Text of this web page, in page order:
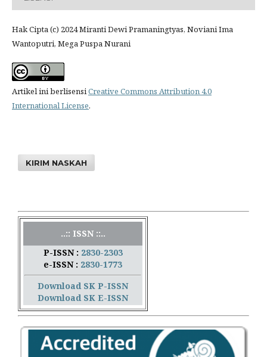
Hak Cipta (c) 2024 Miranti Dewi Pramaningtyas, Noviani Ima
Wantoputri, Mega Puspa Nurani
Artikel ini berlisensiCreative Commons Attribution 4.0
International License.
KIRIM NASKAH
..:: ISSN ::..
P-ISSN : 2830-2303
e-ISSN : 2830-1773
Download SK P-ISSN
Download SK E-ISSN